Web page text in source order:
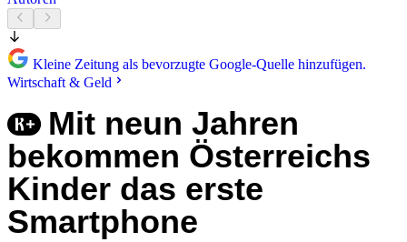
Kleine Zeitung als bevorzugte Google-Quelle hinzufügen.
Wirtschaft & Geld
Mit neun Jahren
bekommen Österreichs
Kinder das erste
Smartphone